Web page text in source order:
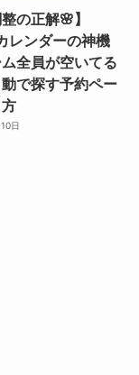
の正解🌸】
レンダーの神機
全員が空いてる
で探す予約ペー
日